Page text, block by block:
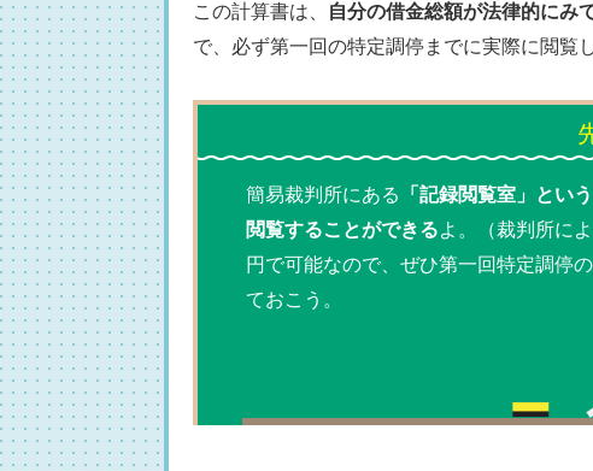
この計算書は、 自分の借金総額が法律的にみ
で、必ず第一回の特定調停までに実際に閲覧
簡易裁判所にある
「記録閲覧室」とい
閲覧することができるよ。（裁判所に
円で可能なので、ぜひ第一回特定調停
ておこう。